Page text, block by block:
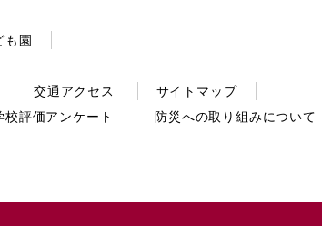
も園
交通アクセス
サイトマップ
校評価アンケート 防災への取り組みについて